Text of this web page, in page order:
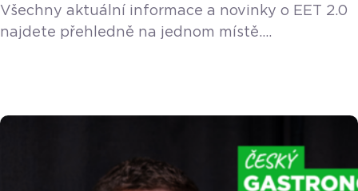
Všechny aktuální informace a novinky o EET 2.0
najdete přehledně na jednom místě.
schválen! Předloha tak nyní leží v Senátu, kde ji
evidence přinese méně odesílaných dat státu,
konec povinných papírových účtenek